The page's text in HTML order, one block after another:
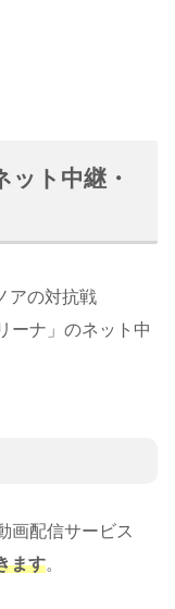
ット中継・
アの対抗戦
ーナ」のネット中
画配信サービス
ます。